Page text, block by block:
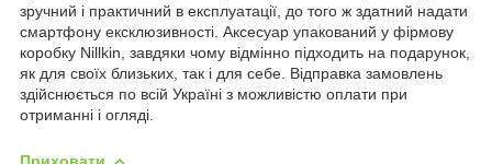
зручний і практичний в експлуатації, до того ж здатний надати
смартфону ексклюзивності. Аксесуар упакований у фірмову
коробку Nillkin, завдяки чому відмінно підходить на подарунок,
як для своїх близьких, так і для себе. Відправка замовлень
здійснюється по всій Україні з можливістю оплати при
отриманні і огляді.
Приховати